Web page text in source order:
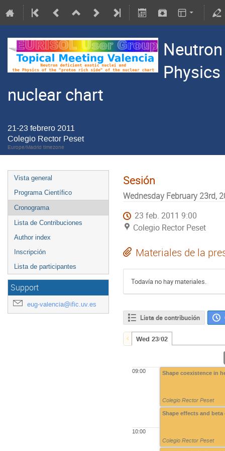
nuclear chart
21-23 febrero 2011
Colegio Rector Peset
Europe/Madrid timezone
Vista general
Programa Científico
Cronograma
Lista de Contribuciones
Author index
Inscripción
Lista de participantes
Support
eug-valencia@ific.uv.es
Sesión
Wednesday February 23rd,
23 feb. 2011 9:00
Colegio Rector Peset
Materiales de la
Todavía no hay materiales.
Lista de contribución
Wed 23/02
09:00
10:00
Shape coexistence in
Colegio Rector Peset
Shape effects and
Colegio Rector Peset